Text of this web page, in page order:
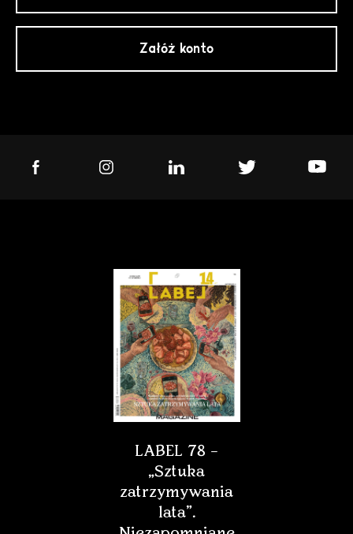
Załóż konto
LABEL 78 –
„Sztuka
zatrzymywania
lata”.